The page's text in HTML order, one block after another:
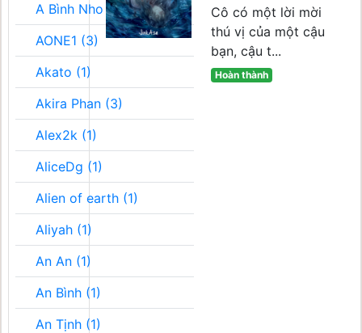
A Bình Nho (2)
AONE1 (3)
Akato (1)
Akira Phan (3)
Alex2k (1)
AliceDg (1)
Alien of earth (1)
Aliyah (1)
An An (1)
An Bình (1)
An Tịnh (1)
Cô có một lời mời
thú vị của một cậu
bạn, cậu t...
Hoàn thành